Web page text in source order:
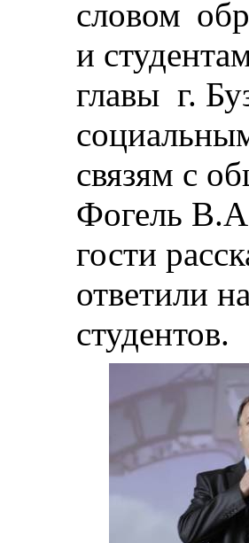
словом
и
главы г.
связям с
Фогель
гости
ответили
студентов.